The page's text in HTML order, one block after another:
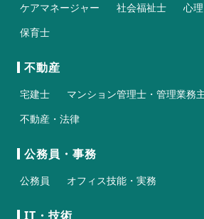
ケアマネージャー
社会福祉士
心
保育士
不動産
宅建士 マンション管理士・管理業務
不動産・法律
公務員・事務
公務員 オフィス技能・実務
IT・技術